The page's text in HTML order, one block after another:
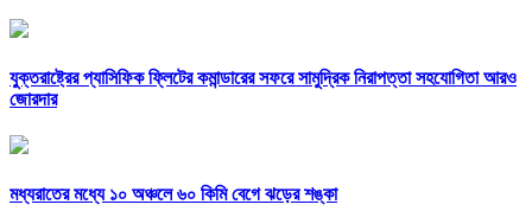
যুক্তরাষ্ট্রের প্যাসিফিক ফ্লিটের কমান্ডারের সফরে সামুদ্রিক নিরাপত্তা সহযোগিতা আরও
জোরদার
মধ্যরাতের মধ্যে ১০ অঞ্চলে ৬০ কিমি বেগে ঝড়ের শঙ্কা